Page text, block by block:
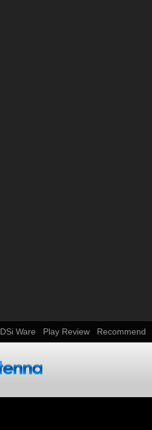
DSi Ware Play Review Recommend